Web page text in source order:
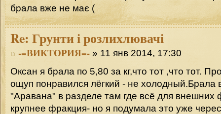
брала вже не має (
Re: Грунти і розлихлювачі
-=ВИКТОРИЯ=- » 11 янв 2014, 17:30
Оксан я брала по 5,80 за кг,что тот ,что тот.
ощуп понравился лёгкий - не холодный.Брала
"Аравана" в разделе там где всё для внешних
крупнее фракция- но я подумала это уже